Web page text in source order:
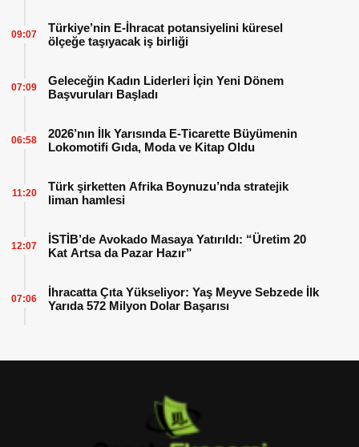
Türkiye’nin E-İhracat potansiyelini küresel
ölçeğe taşıyacak iş birliği
09:07
Geleceğin Kadın Liderleri İçin Yeni Dönem
Başvuruları Başladı
07:09
2026’nın İlk Yarısında E-Ticarette Büyümenin
Lokomotifi Gıda, Moda ve Kitap Oldu
06:58
Türk şirketten Afrika Boynuzu’nda stratejik
liman hamlesi
11:20
İSTİB’de Avokado Masaya Yatırıldı: “Üretim 20
Kat Artsa da Pazar Hazır”
12:07
İhracatta Çıta Yükseliyor: Yaş Meyve Sebzede İlk
Yarıda 572 Milyon Dolar Başarısı
07:06